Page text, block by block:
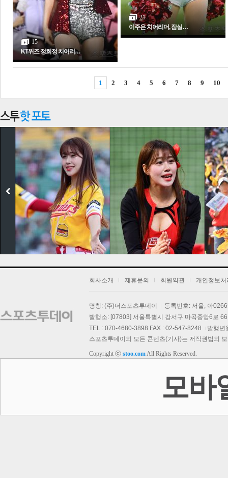
보
15
KT위즈 정희정 치어리…
21
이주은 치어리더, 잠실…
1 2 3 4 5 6 7 8 9 10
회사소개 제휴문의 회원약관 개인정보처
명칭: (주)더스포츠투데이
등록번호: 서울, 아
발행소: [07803] 서울특별시 강서구 마곡중앙6로
TEL : 070-4680-3898 FAX : 02-547-8248
발행년
스포츠투데이의 모든 콘텐츠(기사)는 저작권법의
Copyright ⓒ stoo.comAll Rights Reserved.
모바